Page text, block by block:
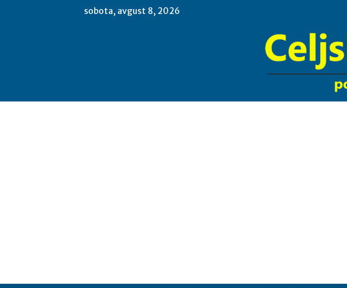
sobota, avgust 8, 2026